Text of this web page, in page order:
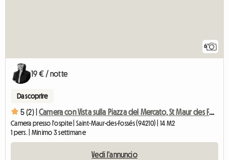
6
19 € / notte
Da scoprire
5 (2) | Camera con Vista sulla Piazza del Mercato, St Maur des Fossés
Camera presso l'ospite | Saint-Maur-des-Fossés (94210) | 14 M2
1 pers. | Minimo 3 settimane
Vedi l'annuncio